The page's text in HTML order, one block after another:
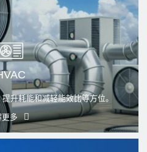
升耗能和减轻能效比等方位。
多